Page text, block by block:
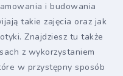
i budowania
takie zajęcia oraz jak
Znajdziesz tu także
z wykorzystaniem
w przystępny sposób